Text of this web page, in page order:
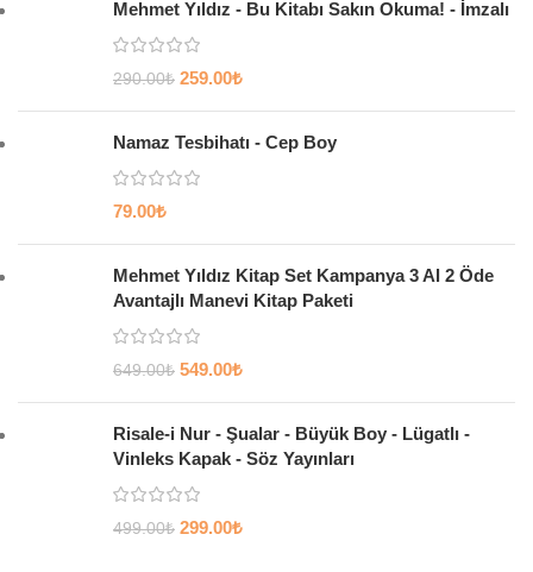
Mehmet Yıldız - Bu Kitabı Sakın Okuma! - İmzalı
290.00₺ 259.00₺
Namaz Tesbihatı - Cep Boy
79.00₺
Mehmet Yıldız Kitap Set Kampanya 3 Al 2 Öde
Avantajlı Manevi Kitap Paketi
649.00₺ 549.00₺
Risale-i Nur - Şualar - Büyük Boy - Lügatlı -
Vinleks Kapak - Söz Yayınları
499.00₺ 299.00₺